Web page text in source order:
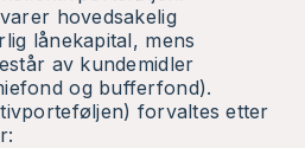
hovedsakelig
lånekapital, mens
av kundemidler
og bufferfond).
forvaltes etter